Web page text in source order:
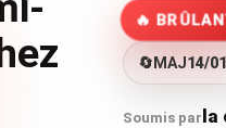
🔥
🔄MAJ14/
Soumis parla